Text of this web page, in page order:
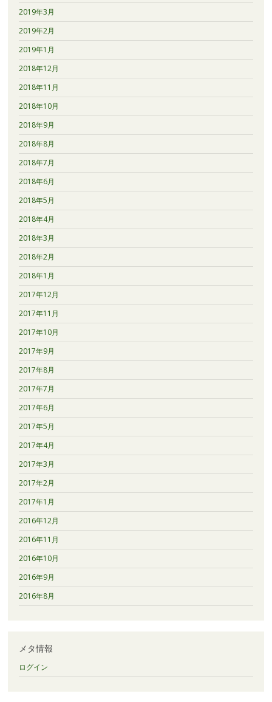
2019年3月
2019年2月
2019年1月
2018年12月
2018年11月
2018年10月
2018年9月
2018年8月
2018年7月
2018年6月
2018年5月
2018年4月
2018年3月
2018年2月
2018年1月
2017年12月
2017年11月
2017年10月
2017年9月
2017年8月
2017年7月
2017年6月
2017年5月
2017年4月
2017年3月
2017年2月
2017年1月
2016年12月
2016年11月
2016年10月
2016年9月
2016年8月
メタ情報
ログイン